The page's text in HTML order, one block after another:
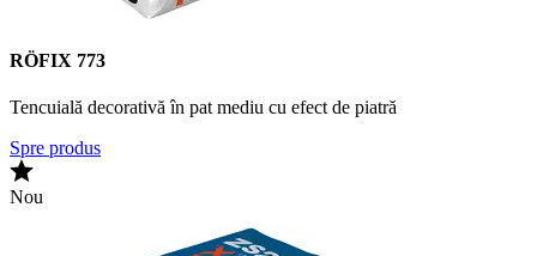
RÖFIX 773
Tencuială decorativă în pat mediu cu efect de piatră
Spre produs
Nou